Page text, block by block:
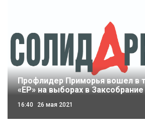
Профлидер Приморья вошел в
«ЕР» на выборах в
16:40 26 мая 2021